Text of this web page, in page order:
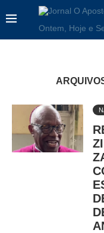
Ontem, Hoje e